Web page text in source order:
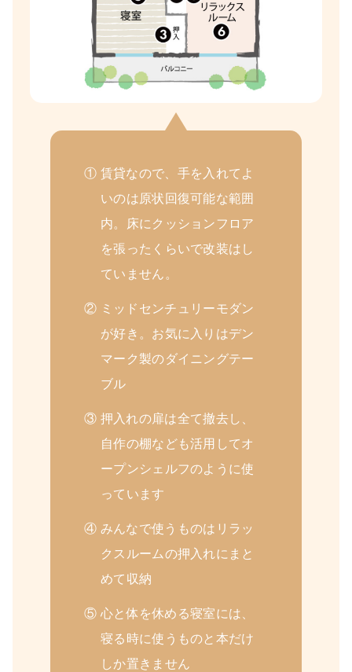
① 賃貸なので、手を入れてよ
いのは原状回復可能な範囲
内。床にクッションフロア
を張ったくらいで改装はし
ていません。
② ミッドセンチュリーモダン
が好き。お気に入りはデン
マーク製のダイニングテー
ブル
③ 押入れの扉は全て撤去し、
自作の棚なども活用してオ
ープンシェルフのように使
っています
④ みんなで使うものはリラッ
クスルームの押入れにまと
めて収納
⑤ 心と体を休める寝室には、
寝る時に使うものと本だけ
しか置きません